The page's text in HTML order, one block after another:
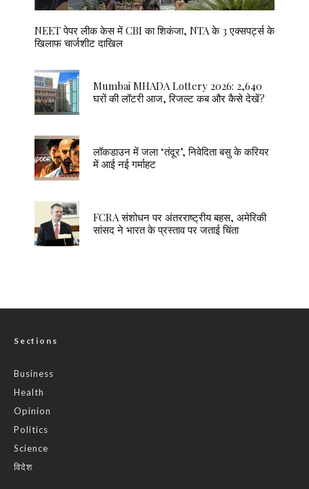
NEET पेपर लीक केस में CBI का शिकंजा, NTA के 3 एक्सपर्ट्स के
खिलाफ चार्जशीट दाखिल
Mumbai MHADA Lottery 2026: 2,640
घरों की लॉटरी आज, रिजल्ट कब और कैसे देखें?
लॉकडाउन में जला ‘तंदूर’, निवेदिता बसु के करियर
में आई नई गर्माहट
FCRA संशोधन पर अंतरराष्ट्रीय बहस, अमेरिकी
सांसद ने भारत के प्रस्ताव पर जताई चिंता
Sections
Business
Health
Opinion
Politics
Science
विदेश